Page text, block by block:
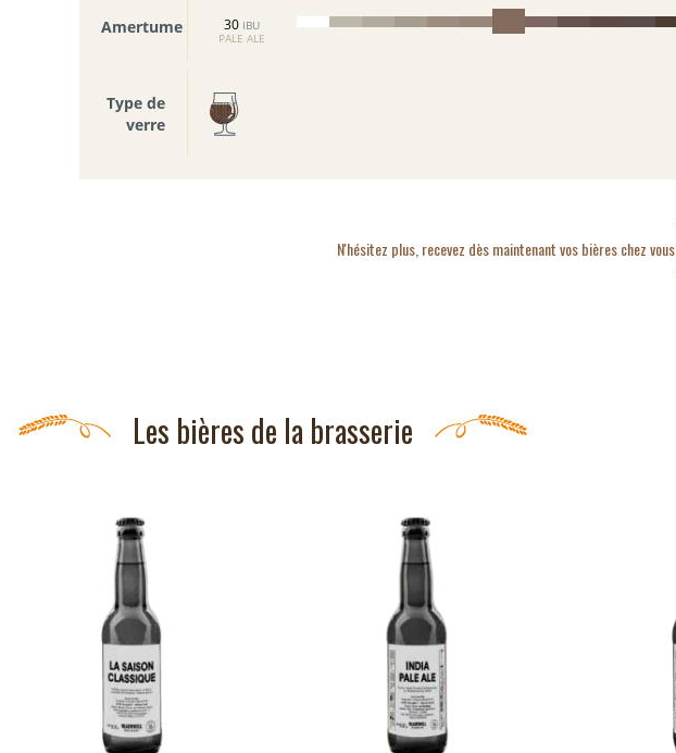
Amertume 30 IBU
PALE ALE
Type de
verre
N'hésitez plus, recevez dès maintenant vos bières chez vous
Les bières de la brasserie